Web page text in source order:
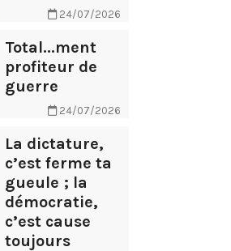
24/07/2026
Total...ment
profiteur de
guerre
24/07/2026
La dictature,
c’est ferme ta
gueule ; la
démocratie,
c’est cause
toujours